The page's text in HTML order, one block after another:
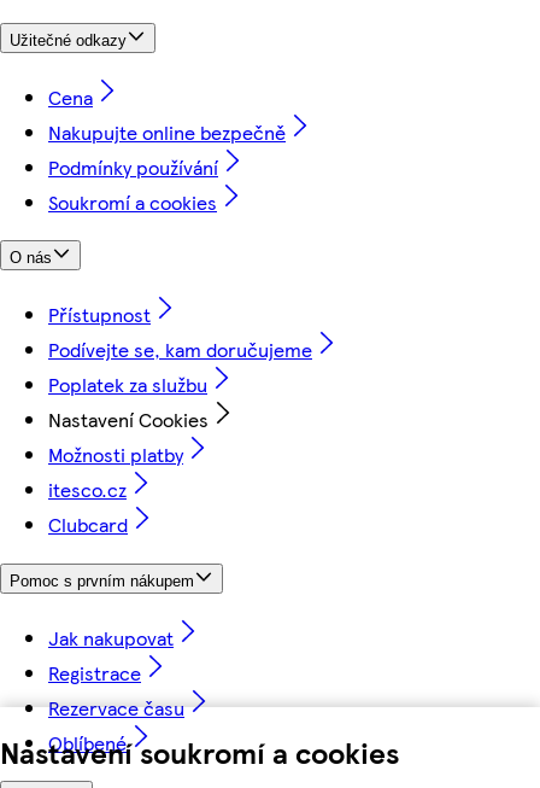
Nastavení soukromí a cookies
Užitečné odkazy
Cena
Nakupujte online bezpečně
Podmínky používání
Soukromí a cookies
O nás
Přístupnost
Podívejte se, kam doručujeme
Poplatek za službu
Nastavení Cookies
Možnosti platby
itesco.cz
Clubcard
Pomoc s prvním nákupem
Jak nakupovat
Registrace
Rezervace času
Oblíbené